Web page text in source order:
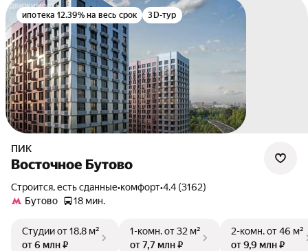
ипотека 12.39% на весь срок 3D-тур
ПИК
Восточное Бутово
Строится, есть сданные•комфорт•4.4 (3162)
Бутово
18 мин.
Студииот 18,8 м²
от 6 млн ₽
1-комн.от 32 м²
от 7,7 млн ₽
2-комн.от 46 м²
от 9,9 млн ₽